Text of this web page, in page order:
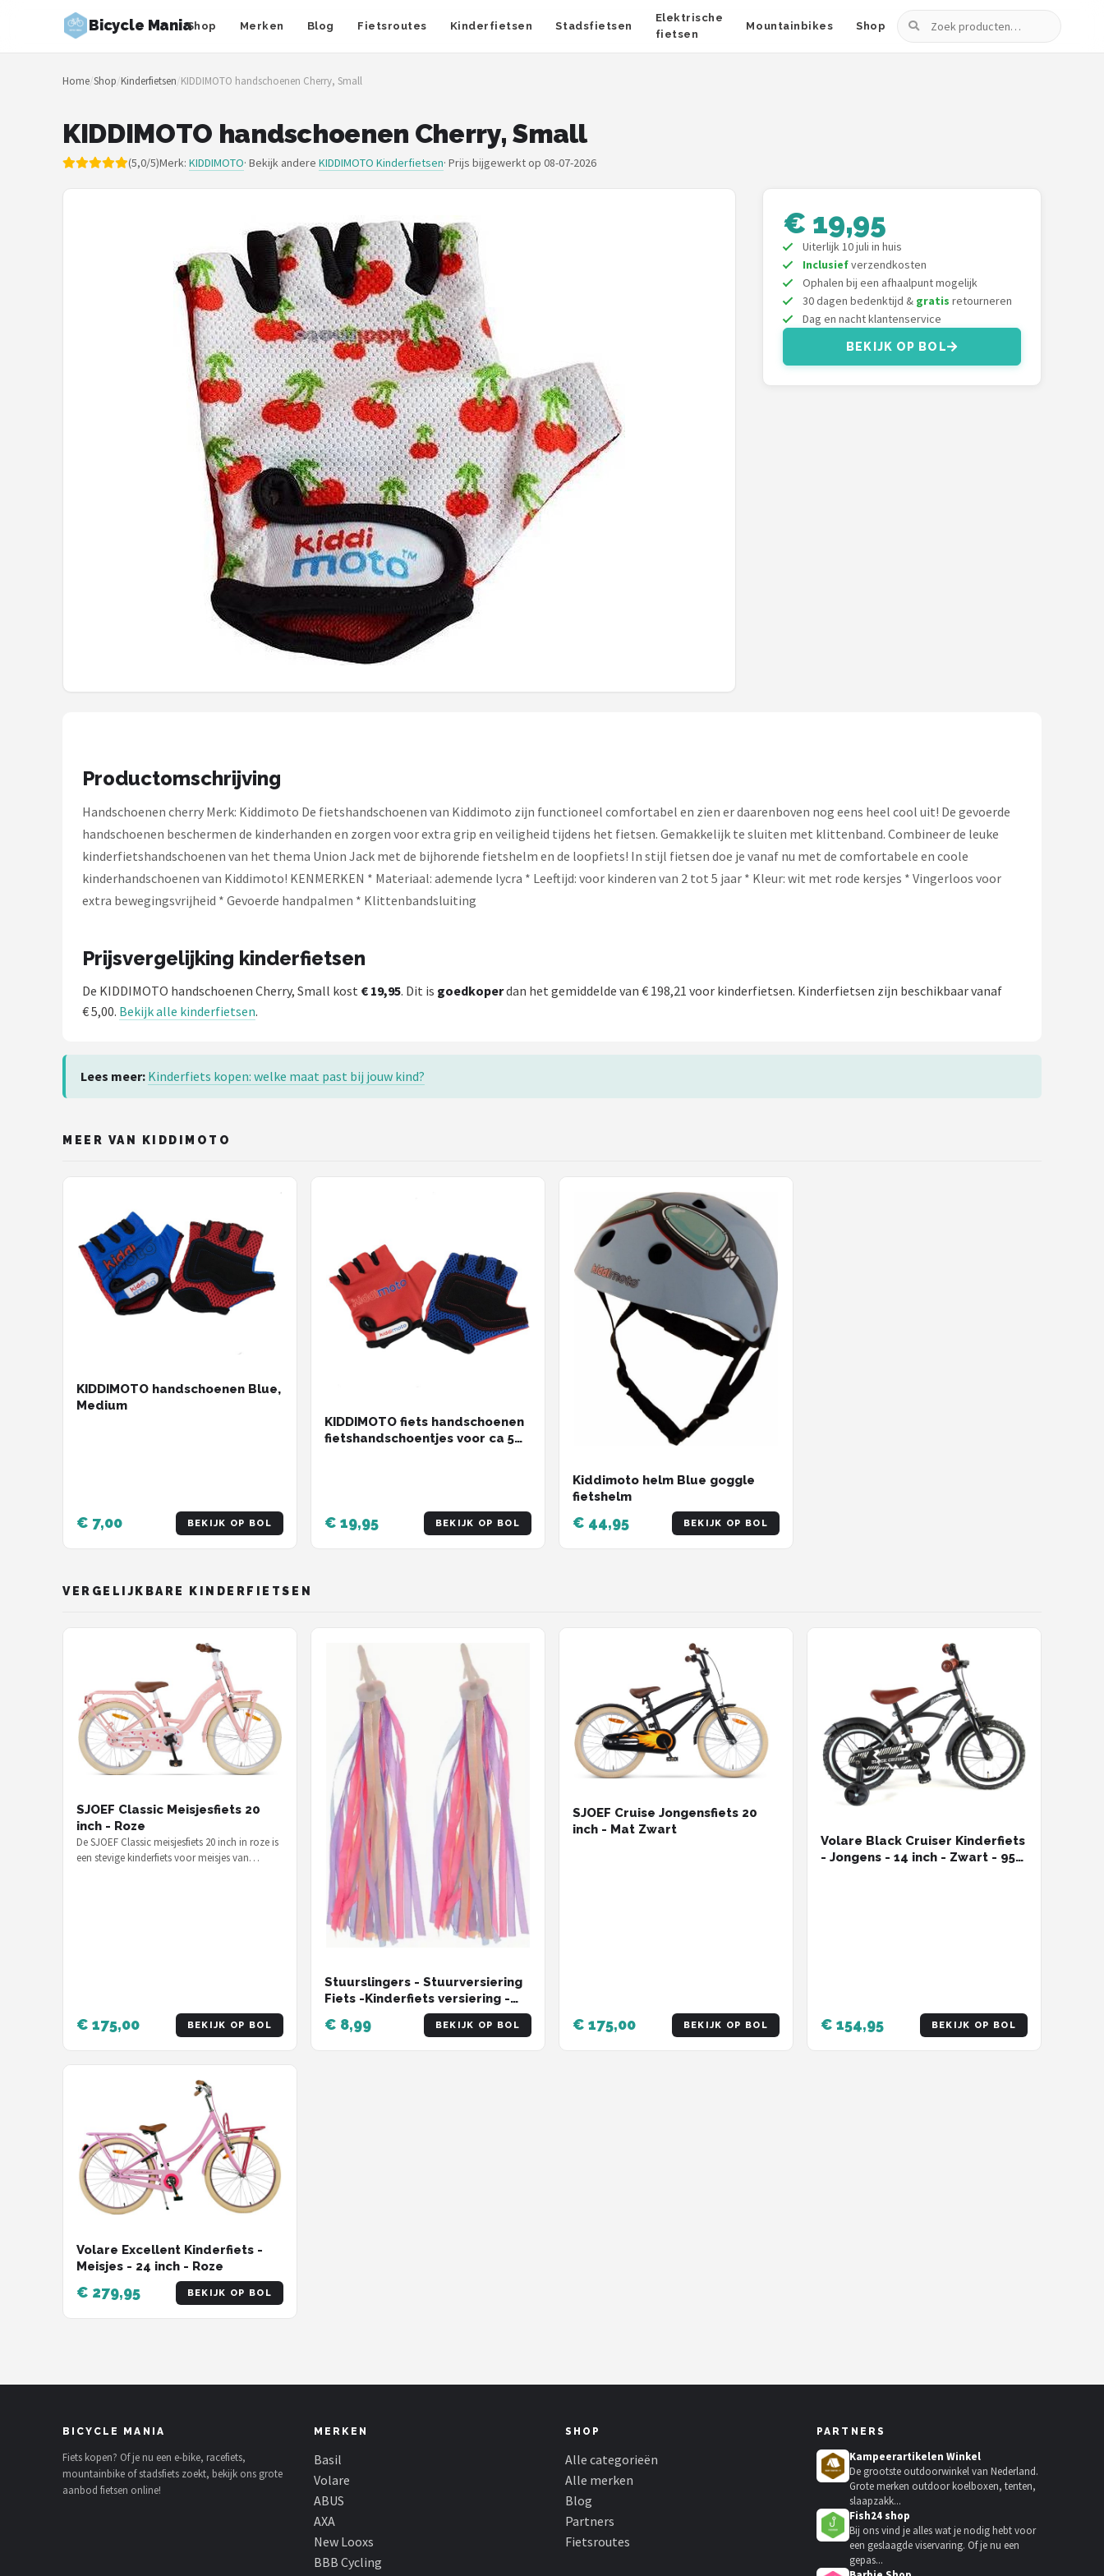
Bicycle ManiaShop Merken Blog Fietsroutes Kinderfietsen Stadsfietsen
Elektrische
fietsen
Mountainbikes Shop
Zoeken
Zoeken
NAVIGATIE
Merken
Voltano
Shimano
Alle merken →
Home/Shop/Kinderfietsen/KIDDIMOTO handschoenen Cherry, Small
KIDDIMOTO handschoenen Cherry, Small
(5,0/5)Merk: KIDDIMOTO· Bekijk andere KIDDIMOTO Kinderfietsen· Prijs bijgewerkt op 08-07-2026
€ 19,95
Uiterlijk 10 juli in huis
Inclusiefverzendkosten
Ophalen bij een afhaalpunt mogelijk
30 dagen bedenktijd & gratis retourneren
Dag en nacht klantenservice
BEKIJK OP BOL
Productomschrijving
Handschoenen cherry Merk: Kiddimoto De fietshandschoenen van Kiddimoto zijn functioneel comfortabel en zien er daarenboven nog eens heel cool uit! De gevoerde
handschoenen beschermen de kinderhanden en zorgen voor extra grip en veiligheid tijdens het fietsen. Gemakkelijk te sluiten met klittenband. Combineer de leuke
kinderfietshandschoenen van het thema Union Jack met de bijhorende fietshelm en de loopfiets! In stijl fietsen doe je vanaf nu met de comfortabele en coole
kinderhandschoenen van Kiddimoto! KENMERKEN * Materiaal: ademende lycra * Leeftijd: voor kinderen van 2 tot 5 jaar * Kleur: wit met rode kersjes * Vingerloos voor
extra bewegingsvrijheid * Gevoerde handpalmen * Klittenbandsluiting
Prijsvergelijking kinderfietsen
De KIDDIMOTO handschoenen Cherry, Small kost € 19,95. Dit is goedkoperdan het gemiddelde van € 198,21 voor kinderfietsen. Kinderfietsen zijn beschikbaar vanaf
€ 5,00. Bekijk alle kinderfietsen.
Lees meer: Kinderfiets kopen: welke maat past bij jouw kind?
MEER VAN KIDDIMOTO
KIDDIMOTO handschoenen Blue,
Medium
€ 7,00 BEKIJK OP BOL
KIDDIMOTO fiets handschoenen
fietshandschoentjes voor ca 5
€ 19,95 BEKIJK OP BOL
Kiddimoto helm Blue goggle
fietshelm
€ 44,95 BEKIJK OP BOL
VERGELIJKBARE KINDERFIETSEN
SJOEF Classic Meisjesfiets 20
inch - Roze
De SJOEF Classic meisjesfiets 20 inch in roze is
een stevige kinderfiets voor meisjes van
€ 175,00 BEKIJK OP BOL
Stuurslingers - Stuurversiering
Fiets -Kinderfiets versiering -
Handvat Streamers - Paars roze
blauw - 2 Stuks
€ 8,99 BEKIJK OP BOL
SJOEF Cruise Jongensfiets 20
inch - Mat Zwart
€ 175,00 BEKIJK OP BOL
Volare Black Cruiser Kinderfiets
- Jongens - 14 inch - Zwart - 95%
€ 154,95 BEKIJK OP BOL
Volare Excellent Kinderfiets -
Meisjes - 24 inch - Roze
€ 279,95 BEKIJK OP BOL
BICYCLE MANIA
Fiets kopen? Of je nu een e-bike, racefiets,
mountainbike of stadsfiets zoekt, bekijk ons grote
aanbod fietsen online!
MERKEN
Basil
Volare
ABUS
AXA
New Looxs
BBB Cycling
SHOP
Alle categorieën
Alle merken
Blog
Partners
Fietsroutes
PARTNERS
Kampeerartikelen Winkel
De grootste outdoorwinkel van Nederland.
Grote merken outdoor koelboxen, tenten,
slaapzakk...
Fish24 shop
Bij ons vind je alles wat je nodig hebt voor
een geslaagde viservaring. Of je nu een
gepas...